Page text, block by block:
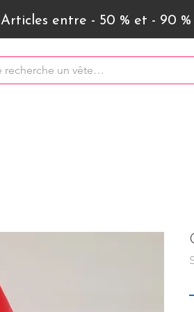
Articles entre - 50 % et - 90